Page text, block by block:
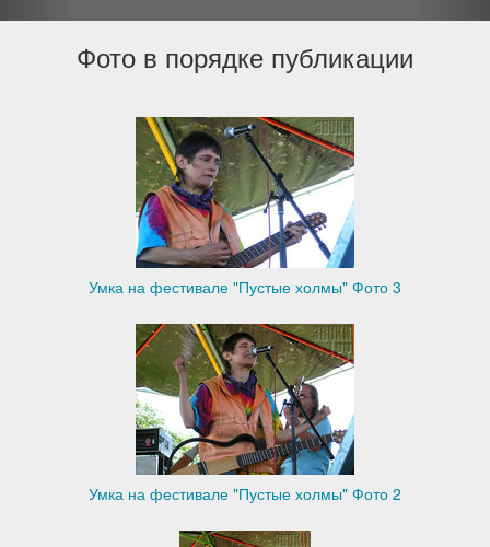
Фото в порядке публикации
Умка на фестивале "Пустые холмы" Фото 3
Умка на фестивале "Пустые холмы" Фото 2